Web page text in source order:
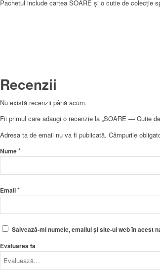
Pachetul include cartea SOARE și o cutie de colecție
Recenzii
Nu există recenzii până acum.
Fii primul care adaugi o recenzie la „SOARE — Cutie
Adresa ta de email nu va fi publicată. Câmpurile
Nume*
Email*
Salvează-mi numele, emailul și site-ul web în acest
Evaluarea ta